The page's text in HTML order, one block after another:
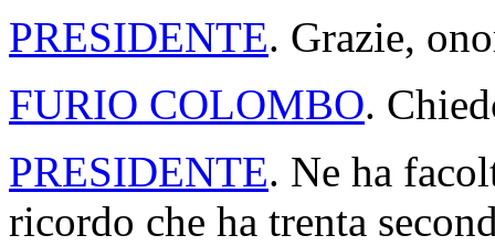
PRESIDENTE. Grazie,
FURIO COLOMBO.
PRESIDENTE. Ne ha
ricordo che ha trenta